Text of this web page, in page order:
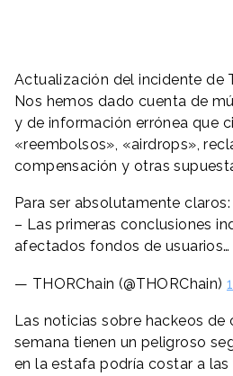
Actualización del incidente de
Nos hemos dado cuenta de
y de información errónea que
«reembolsos», «airdrops»,
compensación y otras
Para ser absolutamente claros:
– Las primeras conclusiones
afectados fondos de usuarios…
— THORChain (@THORChain)
Las noticias sobre hackeos
semana tienen un peligroso
en la estafa podría costar a